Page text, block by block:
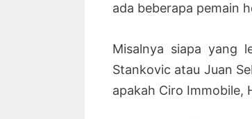
ada beberapa pemain
Misalnya siapa yang
Stankovic atau Juan
apakah Ciro Immobile,